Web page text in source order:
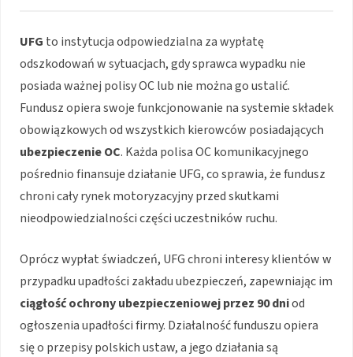
UFG to instytucja odpowiedzialna za wypłatę
odszkodowań w sytuacjach, gdy sprawca wypadku nie
posiada ważnej polisy OC lub nie można go ustalić.
Fundusz opiera swoje funkcjonowanie na systemie składek
obowiązkowych od wszystkich kierowców posiadających
ubezpieczenie OC. Każda polisa OC komunikacyjnego
pośrednio finansuje działanie UFG, co sprawia, że fundusz
chroni cały rynek motoryzacyjny przed skutkami
nieodpowiedzialności części uczestników ruchu.
Oprócz wypłat świadczeń, UFG chroni interesy klientów w
przypadku upadłości zakładu ubezpieczeń, zapewniając im
ciągłość ochrony ubezpieczeniowej przez 90 dniod
ogłoszenia upadłości firmy. Działalność funduszu opiera
się o przepisy polskich ustaw, a jego działania są